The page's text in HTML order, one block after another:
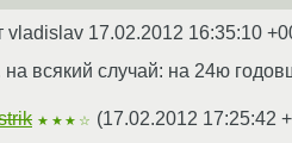
vladislav 17.02.2012 16:35:10
на всякий случай: на 24ю
★★★☆ (17.02.2012 17:25:42